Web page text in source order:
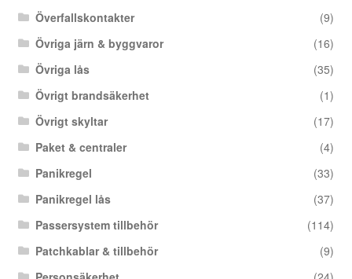
Överfallskontakter
(9)
Övriga järn & byggvaror
(16)
Övriga lås
(35)
Övrigt brandsäkerhet
(1)
Övrigt skyltar
(17)
Paket & centraler
(4)
Panikregel
(33)
Panikregel lås
(37)
Passersystem tillbehör
(114)
Patchkablar & tillbehör
(9)